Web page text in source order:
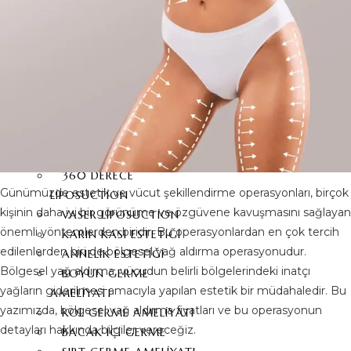
VÜCUT ESTETIĞI
KARIN GERME ESTETIĞI
360 DERECE KARIN
YAĞ ALDIRMA
360 DERECE
LIPOSUCTION
VASER LIPOSUCTION
KARIN KASI ESTETIĞI
ANNELIK ESTETIĞI
BOYUN GERME
AMELIYATI
KOL GERME AMELIYATI
BACAK İÇI GERME
Günümüzde estetik ve vücut şekillendirme operasyonları, birçok
kişinin daha iyi bir görünüme ve özgüvene kavuşmasını sağlayan
önemli yöntemlerden biridir. Bu operasyonlardan en çok tercih
edilenlerden biri de bölgesel yağ aldırma operasyonudur.
Bölgesel yağ aldırma, vücudun belirli bölgelerindeki inatçı
yağların giderilmesi amacıyla yapılan estetik bir müdahaledir. Bu
yazımızda, bölgesel yağ aldırma fiyatları ve bu operasyonun
detayları hakkında bilgiler vereceğiz.